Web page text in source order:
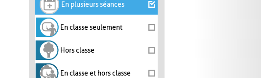
En plusieurs séances
En classe seulement
Hors classe
En classe et hors classe